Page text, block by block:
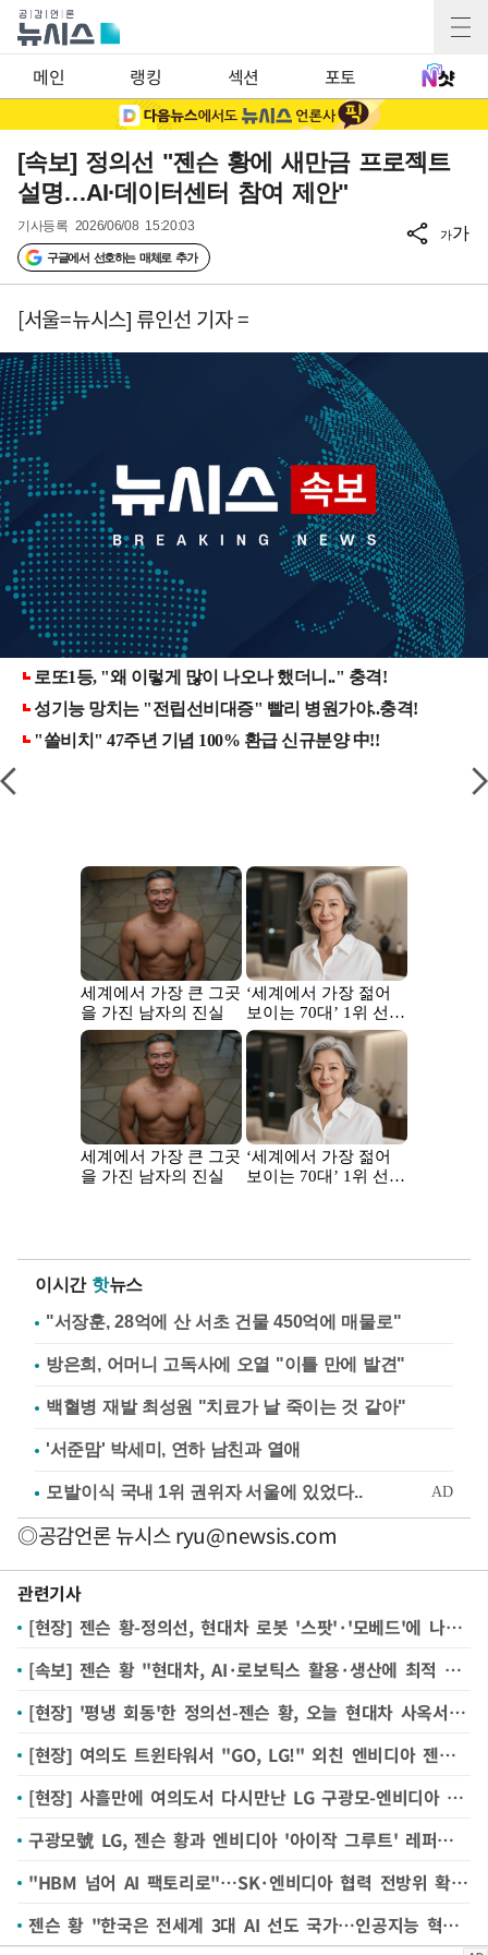
메인 랭킹 섹션 포토
[속보] 정의선 "젠슨 황에 새만금 프로젝트
설명…AI·데이터센터 참여 제안"
기사등록 2026/06/08 15:20:03
구글에서 선호하는 매체로 추가
가가
[서울=뉴시스] 류인선 기자 =
이시간 핫뉴스
"서장훈, 28억에 산 서초 건물 450억에 매물로"
방은희, 어머니 고독사에 오열 "이틀 만에 발견"
백혈병 재발 최성원 "치료가 날 죽이는 것 같아"
'서준맘' 박세미, 연하 남친과 열애
◎공감언론 뉴시스ryu@newsis.com
관련기사
[현장] 젠슨 황-정의선, 현대차 로봇 '스팟'·'모베드'에 나란히 사인 남겨 "젠슨♡현대"
[속보] 젠슨 황 "현대차, AI·로보틱스 활용·생산에 최적 기업…파트너십 매우 기대"
[현장] '평냉 회동'한 정의선-젠슨 황, 오늘 현대차 사옥서 '로봇' 함께 둘러봐
[현장] 여의도 트윈타워서 "GO, LG!" 외친 엔비디아 젠슨 황 '로보틱스·AI' 협력 강화
[현장] 사흘만에 여의도서 다시만난 LG 구광모-엔비디아 젠슨 황 "피지컬 AI 협력"
구광모號 LG, 젠슨 황과 엔비디아 '아이작 그루트' 레퍼런스 로봇 공동 개발
"HBM 넘어 AI 팩토리로"…SK·엔비디아 협력 전방위 확대한다
젠슨 황 "한국은 전세계 3대 AI 선도 국가…인공지능 혁명서 중요 위치"